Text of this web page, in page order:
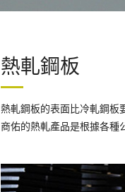
熱軋鋼板
熱軋鋼板的表面比冷軋鋼板
商佑的熱軋產品是根據各種